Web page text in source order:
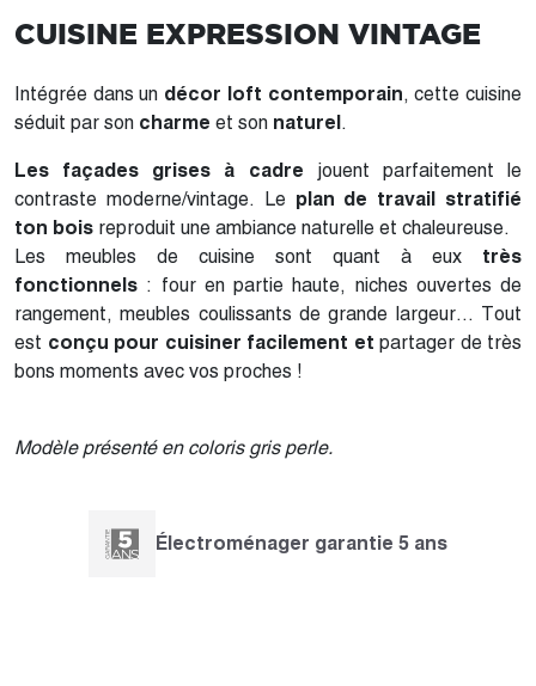
CUISINE EXPRESSION VINTAGE
Intégrée dans un décor loft contemporain, cette cuisine
séduit par son charme et son naturel.
Les façades grises à cadre jouent parfaitement le
contraste moderne/vintage. Le plan de travail stratifié
ton bois reproduit une ambiance naturelle et chaleureuse.
Les meubles de cuisine sont quant à eux très
fonctionnels : four en partie haute, niches ouvertes de
rangement, meubles coulissants de grande largeur… Tout
est conçu pour cuisiner facilement et partager de très
bons moments avec vos proches !
Modèle présenté en coloris gris perle.
Électroménager garantie 5 ans